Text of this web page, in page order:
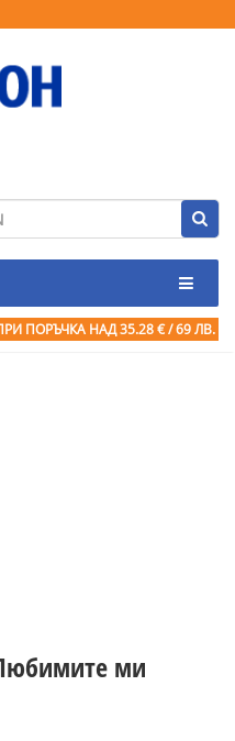
ПОРЪЧКА НАД 35.28 € / 69 ЛВ.
ми